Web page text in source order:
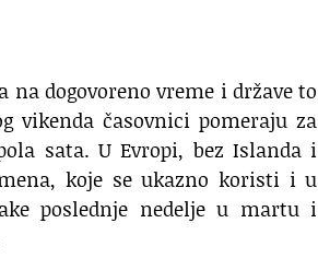
dogovoreno vreme i države to
vikenda časovnici pomeraju za
sata. U Evropi, bez Islanda i
koje se ukazno koristi i u
poslednje nedelje u martu i